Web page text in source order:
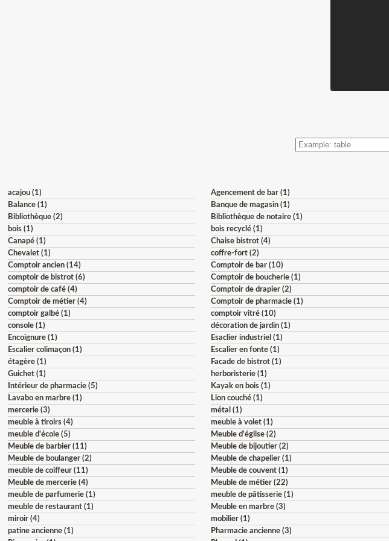
STOCK
acajou (1) Agencement de bar (1)
Balance (1)
Banque de magasin (1)
Bibliothèque (2)
Bibliothèque de notaire (1)
bois (1)
bois recyclé (1)
Canapé (1)
Chaise bistrot (4)
Chevalet (1)
coffre-fort (2)
Comptoir ancien (14)
Comptoir de bar (10)
comptoir de bistrot (6)
Comptoir de boucherie (1)
comptoir de café (4)
Comptoir de drapier (2)
Comptoir de métier (4)
Comptoir de pharmacie (1)
comptoir galbé (1)
comptoir vitré (10)
console (1)
décoration de jardin (1)
Encoignure (1)
Esaclier industriel (1)
Escalier colimaçon (1)
Escalier en fonte (1)
étagère (1)
Facade de bistrot (1)
Guichet (1)
herboristerie (1)
Intérieur de pharmacie (5)
Kayak en bois (1)
Lavabo en marbre (1)
Lion couché (1)
mercerie (3)
métal (1)
meuble à tiroirs (4)
meuble à volet (1)
meuble d'école (5)
Meuble d'église (2)
Meuble de barbier (11)
Meuble de bijoutier (2)
Meuble de boulanger (2)
Meuble de chapelier (1)
meuble de coiffeur (11)
Meuble de couvent (1)
Meuble de mercerie (4)
Meuble de métier (22)
meuble de parfumerie (1)
meuble de pâtisserie (1)
meuble de restaurant (1)
Meuble en marbre (3)
miroir (4)
mobilier (1)
patine ancienne (1)
Pharmacie ancienne (3)